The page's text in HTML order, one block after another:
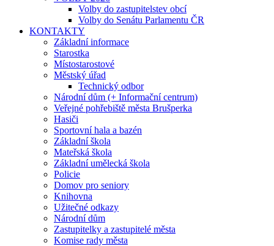
Volby do zastupitelstev obcí
Volby do Senátu Parlamentu ČR
KONTAKTY
Základní informace
Starostka
Místostarostové
Městský úřad
Technický odbor
Národní dům (+ Informační centrum)
Veřejné pohřebiště města Brušperka
Hasiči
Sportovní hala a bazén
Základní škola
Mateřská škola
Základní umělecká škola
Policie
Domov pro seniory
Knihovna
Užitečné odkazy
Národní dům
Zastupitelky a zastupitelé města
Komise rady města